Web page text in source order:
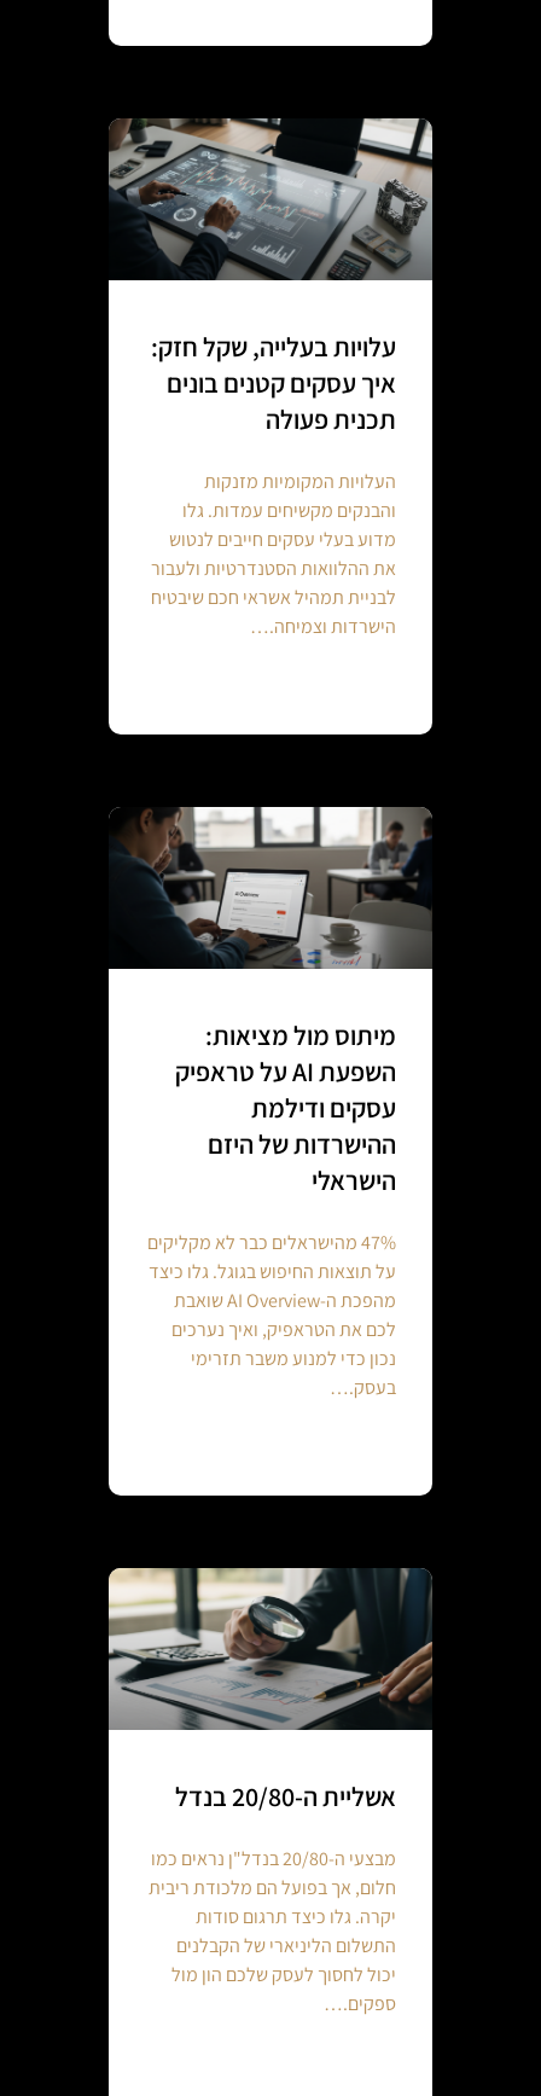
עלויות בעלייה, שקל חזק:
איך עסקים קטנים בונים
תכנית פעולה
העלויות המקומיות מזנקות
והבנקים מקשיחים עמדות. גלו
מדוע בעלי עסקים חייבים לנטוש
את ההלוואות הסטנדרטיות ולעבור
לבניית תמהיל אשראי חכם שיבטיח
הישרדות וצמיחה.…
מיתוס מול מציאות:
השפעת AI על טראפיק
עסקים ודילמת
ההישרדות של היזם
הישראלי
47% מהישראלים כבר לא מקליקים
על תוצאות החיפוש בגוגל. גלו כיצד
מהפכת ה-AI Overview שואבת
לכם את הטראפיק, ואיך נערכים
נכון כדי למנוע משבר תזרימי
בעסק.…
אשליית ה-20/80 בנדל
מבצעי ה-20/80 בנדל"ן נראים כמו
חלום, אך בפועל הם מלכודת ריבית
יקרה. גלו כיצד תרגום סודות
התשלום הליניארי של הקבלנים
יכול לחסוך לעסק שלכם הון מול
ספקים.…